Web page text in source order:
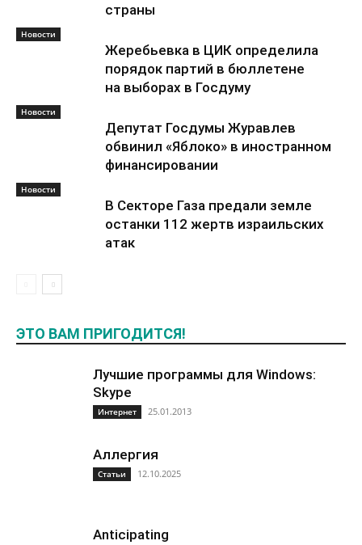
страны
Новости
Жеребьевка в ЦИК определила
порядок партий в бюллетене
на выборах в Госдуму
Новости
Депутат Госдумы Журавлев
обвинил «Яблоко» в иностранном
финансировании
Новости
В Секторе Газа предали земле
останки 112 жертв израильских
атак
ЭТО ВАМ ПРИГОДИТСЯ!
Лучшие программы для Windows:
Skype
Интернет 25.01.2013
Аллергия
Статьи 12.10.2025
Anticipating